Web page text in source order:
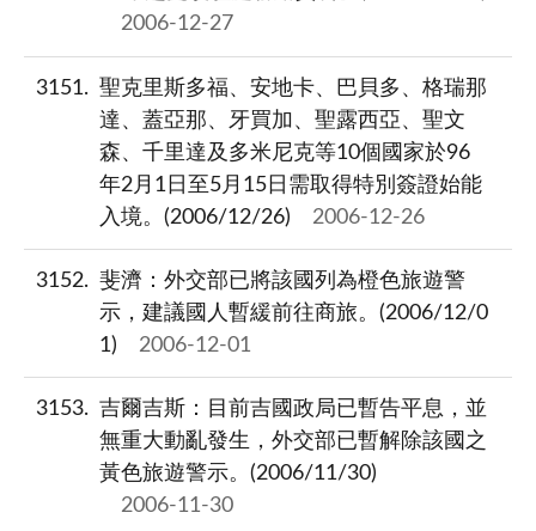
2006-12-27
3151
聖克里斯多福、安地卡、巴貝多、格瑞那
達、蓋亞那、牙買加、聖露西亞、聖文
森、千里達及多米尼克等10個國家於96
年2月1日至5月15日需取得特別簽證始能
入境。(2006/12/26)
2006-12-26
3152
斐濟：外交部已將該國列為橙色旅遊警
示，建議國人暫緩前往商旅。(2006/12/0
1)
2006-12-01
3153
吉爾吉斯：目前吉國政局已暫告平息，並
無重大動亂發生，外交部已暫解除該國之
黃色旅遊警示。(2006/11/30)
2006-11-30